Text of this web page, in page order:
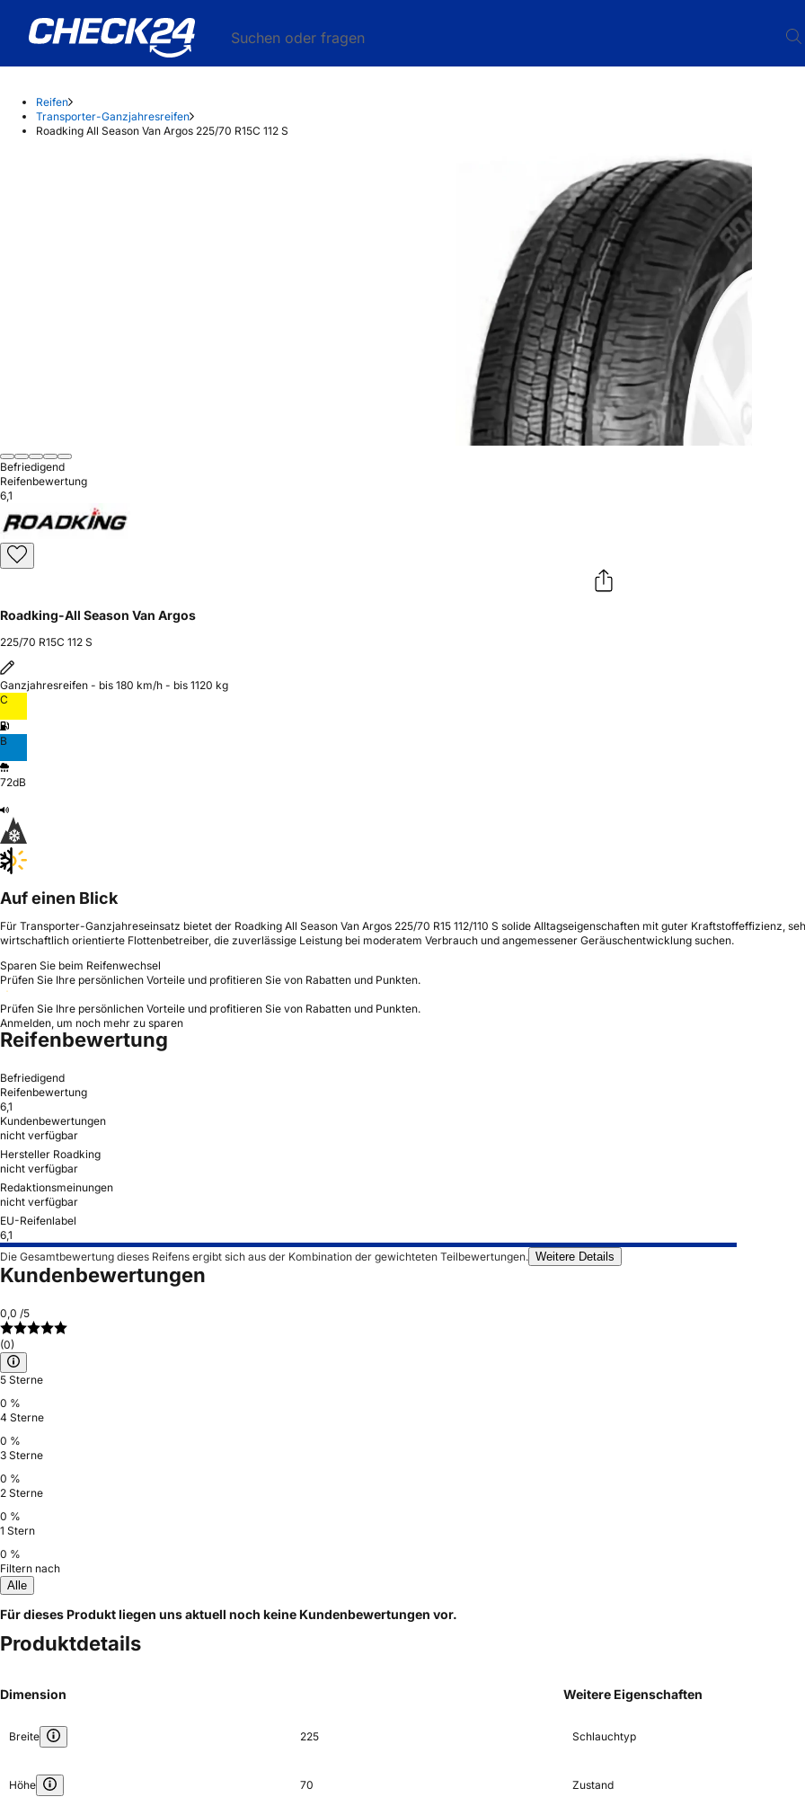
Suchen oder fragen
Reifen
Transporter-Ganzjahresreifen
Roadking All Season Van Argos 225/70 R15C 112 S
Befriedigend
Reifenbewertung
6,1
Roadking-All Season Van Argos
225/70 R15C 112 S
Ganzjahresreifen - bis 180 km/h - bis 1120 kg
C
B
72dB
Auf einen Blick
Für Transporter-Ganzjahreseinsatz bietet der Roadking All Season Van Argos 225/70 R15 112/110 S solide Alltagseigenschaften mit guter Kraftstoffeffizienz,
wirtschaftlich orientierte Flottenbetreiber, die zuverlässige Leistung bei moderatem Verbrauch und angemessener Geräuschentwicklung suchen.
Sparen Sie beim Reifenwechsel
Prüfen Sie Ihre persönlichen Vorteile und profitieren Sie von Rabatten und Punkten.
Prüfen Sie Ihre persönlichen Vorteile und profitieren Sie von Rabatten und Punkten.
Anmelden, um noch mehr zu sparen
Reifenbewertung
Befriedigend
Reifenbewertung
6,1
Kundenbewertungen
nicht verfügbar
Hersteller Roadking
nicht verfügbar
Redaktionsmeinungen
nicht verfügbar
EU-Reifenlabel
6,1
Die Gesamtbewertung dieses Reifens ergibt sich aus der Kombination der gewichteten Teilbewertungen. Weitere Details
Kundenbewertungen
0,0 /5
(0)
5 Sterne
0 %
4 Sterne
0 %
3 Sterne
0 %
2 Sterne
0 %
1 Stern
0 %
Filtern nach
Alle
Für dieses Produkt liegen uns aktuell noch keine Kundenbewertungen vor.
Produktdetails
Dimension
Breite 225
Höhe 70
Weitere Eigenschaften
Schlauchtyp
Zustand